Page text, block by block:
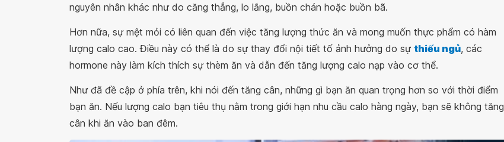
nguyên nhân khác như do căng thẳng, lo lắng, buồn chán hoặc buồn bã.
Hơn nữa, sự mệt mỏi có liên quan đến việc tăng lượng thức ăn và mong muốn thực phẩm có hàm
lượng calo cao. Điều này có thể là do sự thay đổi nội tiết tố ảnh hưởng do sự thiếu ngủ, các
hormone này làm kích thích sự thèm ăn và dẫn đến tăng lượng calo nạp vào cơ thể.
Như đã đề cập ở phía trên, khi nói đến tăng cân, những gì bạn ăn quan trọng hơn so với thời điểm
bạn ăn. Nếu lượng calo bạn tiêu thụ nằm trong giới hạn nhu cầu calo hàng ngày, bạn sẽ không tăng
cân khi ăn vào ban đêm.